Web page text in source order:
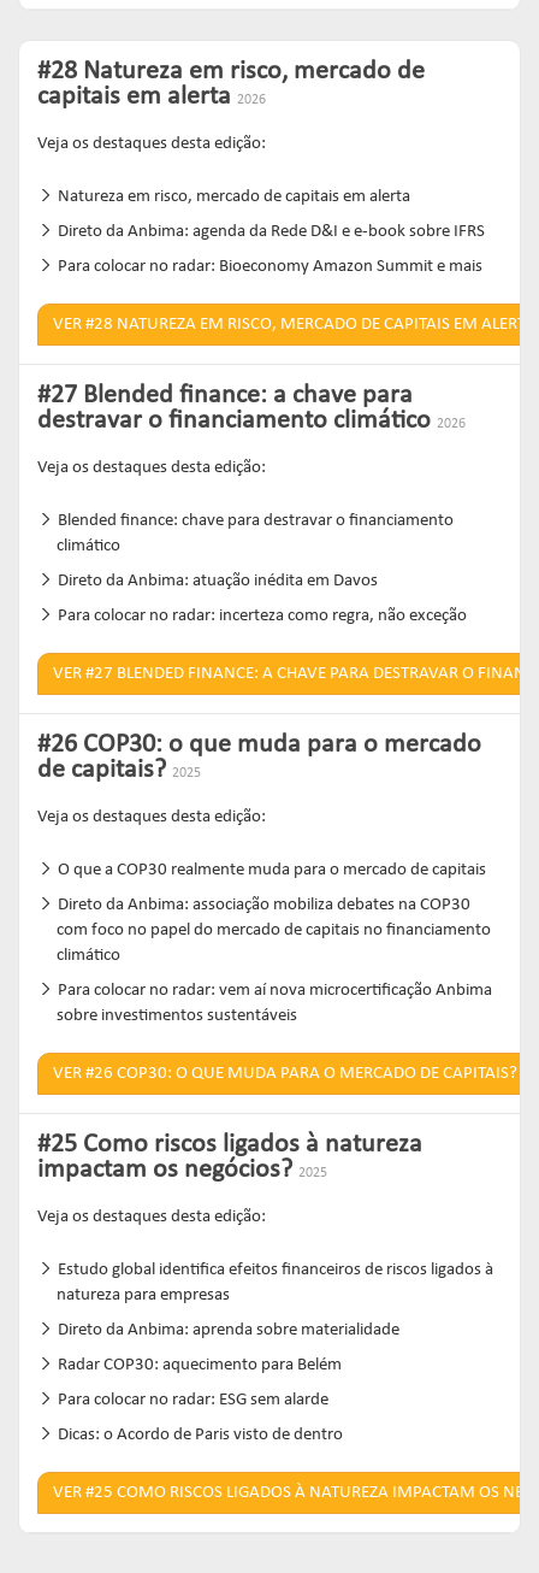
governança
DIRETORIA
associados
publicações
NOTÍCIAS
INFORMAR
Links mais acessados:
CONSOLIDADO DIÁRIO DE
FUNDOS
estatísticas
PROJEÇÕES IPCA E IGP-M
fundos de investimentos
ENVIO DE DADOS
entenda o compromisso
fóruns de representação
GESTÃO DE FUNDOS
ESTRUTURADOS
MACROECONÔMICO
documentos
documentos
BIBLIOTECA DE
DOCUMENTOS
entenda o compromisso
autorregulação
INSTITUIÇÕES
AUTORREGULADAS
HABILITAÇÃO DE
ADMINISTRADORES
COMO ADERIR
SSM
entenda o compromisso
entenda o compromisso
EDUCAR
#28 Natureza em risco, mercado de
capitais em alerta 2026
Veja os destaques desta edição:
Natureza em risco, mercado de capitais em alerta
Direto da Anbima: agenda da Rede D&I e e-book sobre IFRS
Para colocar no radar: Bioeconomy Amazon Summit e mais
VER #28 NATUREZA EM RISCO, MERCADO DE CAPITAIS EM ALERTA
#27 Blended finance: a chave para
destravar o financiamento climático 2026
Veja os destaques desta edição:
Blended finance: chave para destravar o financiamento
climático
Direto da Anbima: atuação inédita em Davos
Para colocar no radar: incerteza como regra, não exceção
VER #27 BLENDED FINANCE: A CHAVE PARA DESTRAVAR O
#26 COP30: o que muda para o mercado
de capitais? 2025
Veja os destaques desta edição:
O que a COP30 realmente muda para o mercado de capitais
Direto da Anbima: associação mobiliza debates na COP30
com foco no papel do mercado de capitais no financiamento
climático
Para colocar no radar: vem aí nova microcertificação Anbima
sobre investimentos sustentáveis
VER #26 COP30: O QUE MUDA PARA O MERCADO DE CAPITAIS?
#25 Como riscos ligados à natureza
impactam os negócios? 2025
Veja os destaques desta edição:
Estudo global identifica efeitos financeiros de riscos ligados à
natureza para empresas
Direto da Anbima: aprenda sobre materialidade
Radar COP30: aquecimento para Belém
Para colocar no radar: ESG sem alarde
Dicas: o Acordo de Paris visto de dentro
VER #25 COMO RISCOS LIGADOS À NATUREZA IMPACTAM OS